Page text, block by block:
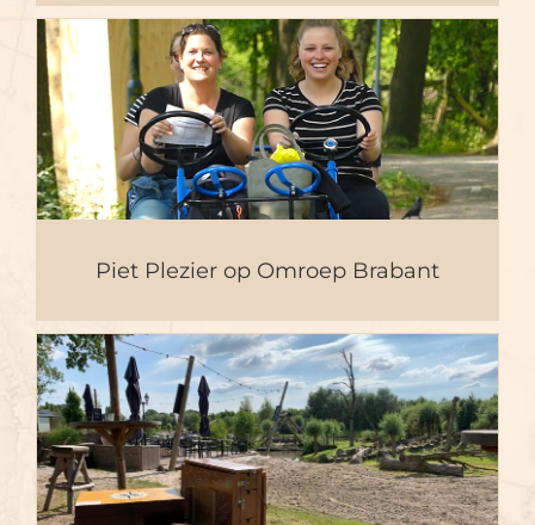
Piet Plezier op Omroep
Brabant
Piet Plezier op Omroep Brabant
Escape-kisten op Omroep
Brabant